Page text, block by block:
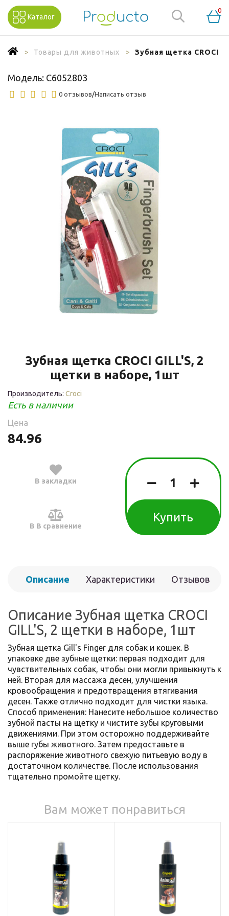
Каталог
0
Товары для животных Зубная щетка CROCI
Модель: C6052803
0 отзывов/Написать отзыв
Зубная щетка CROCI GILL'S, 2
щетки в наборе, 1шт
Производитель: Croci
Есть в наличии
Цена
84.96
В закладки
В В сравнение
Купить
Описание Характеристики Отзывов
Описание Зубная щетка CROCI
GILL'S, 2 щетки в наборе, 1шт
Зубная щетка Gill's Finger для собак и кошек. В
упаковке две зубные щетки: первая подходит для
чувствительных собак, чтобы они могли привыкнуть к
ней. Вторая для массажа десен, улучшения
кровообращения и предотвращения втягивания
десен. Также отлично подходит для чистки языка.
Способ применения: Нанесите небольшое количество
зубной пасты на щетку и чистите зубы круговыми
движениями. При этом осторожно поддерживайте
выше губы животного. Затем предоставьте в
распоряжение животного свежую питьевую воду в
достаточном количестве. После использования
тщательно промойте щетку.
Вам может понравиться